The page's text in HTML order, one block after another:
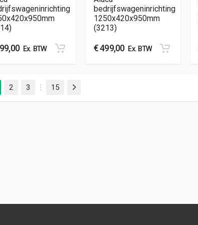
Ex. BTW
bedrijfswageninrichting
1250x420x950mm
(3213)
€499,00Ex. BTW
2 3
…
15 Volgende